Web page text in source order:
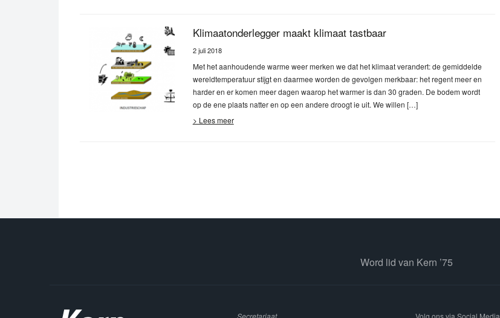
Klimaatonderlegger maakt klimaat tastbaar
2 juli 2018
Met het aanhoudende warme weer merken we dat het klimaat verandert: de gemiddelde
wereldtemperatuur stijgt en daarmee worden de gevolgen merkbaar: het regent meer en
harder en er komen meer dagen waarop het warmer is dan 30 graden. De bodem wordt
op de ene plaats natter en op een andere droogt ie uit. We willen […]
> Lees meer
Word lid van Kern ’75
Secretariaat Volg ons via Social Media